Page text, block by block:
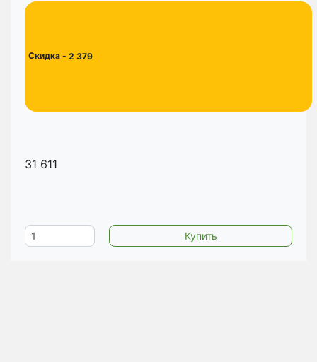
Скидка - 2 379
31 611